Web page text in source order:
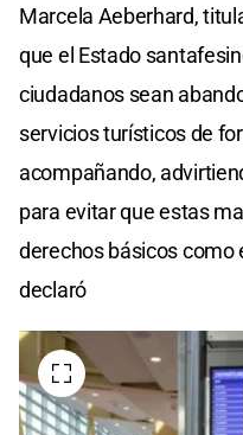
Marcela Aeberhard,
que el Estado
ciudadanos sean
servicios turísticos de
acompañando,
para evitar que estas
derechos básicos como
declaró